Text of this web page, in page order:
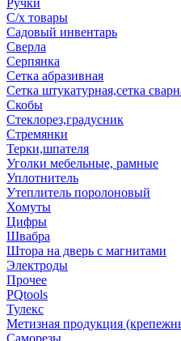
Ручки
С/х товары
Садовый инвентарь
Сверла
Серпянка
Сетка абразивная
Сетка штукатурная,сетка
Скобы
Стеклорез,градусник
Стремянки
Терки,шпателя
Уголки мебельные, рамные
Уплотнитель
Утеплитель поролоновый
Хомуты
Цифры
Швабра
Штора на дверь с магнитами
Электроды
Прочее
PQtools
Тулекс
Метизная продукция
Саморезы